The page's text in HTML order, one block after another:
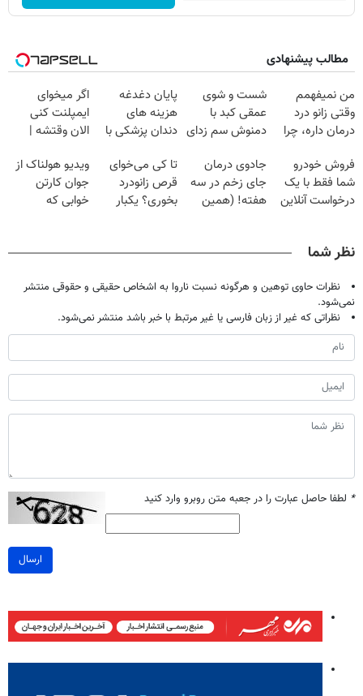
مطالب پیشنهادی
من نمیفهمم
وقتی زانو درد
درمان داره، چرا
تحمل میکنی؟❗
شست و شوی
عمقی کبد با
دمنوش سم زدای
پایان دغدغه
هزینه های
دندان پزشکی با
خانگی
اگر میخوای
ایمپلنت کنی
الان وقتشه |
میلیون تومان!!!
فروش خودرو
شما فقط با یک
درخواست آنلاین
جادوی درمان
جای زخم در سه
هفته! (همین
تا کی می‌خوای
قرص زانودرد
بخوری؟ یکبار
ویدیو هولناک از
جوان کارتن
خوابی که
نظر شما
نظرات حاوی توهین و هرگونه نسبت ناروا به اشخاص حقیقی و حقوقی منتشر
نمی‌شود.
نظراتی که غیر از زبان فارسی یا غیر مرتبط با خبر باشد منتشر نمی‌شود.
* لطفا حاصل عبارت را در جعبه متن روبرو وارد کنید
ارسال